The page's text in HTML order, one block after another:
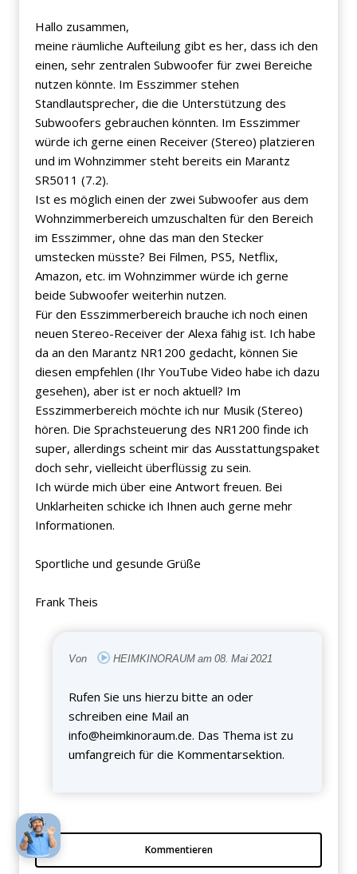
Hallo zusammen,
meine räumliche Aufteilung gibt es her, dass ich den
einen, sehr zentralen Subwoofer für zwei Bereiche
nutzen könnte. Im Esszimmer stehen
Standlautsprecher, die die Unterstützung des
Subwoofers gebrauchen könnten. Im Esszimmer
würde ich gerne einen Receiver (Stereo) platzieren
und im Wohnzimmer steht bereits ein Marantz
SR5011 (7.2).
Ist es möglich einen der zwei Subwoofer aus dem
Wohnzimmerbereich umzuschalten für den Bereich
im Esszimmer, ohne das man den Stecker
umstecken müsste? Bei Filmen, PS5, Netflix,
Amazon, etc. im Wohnzimmer würde ich gerne
beide Subwoofer weiterhin nutzen.
Für den Esszimmerbereich brauche ich noch einen
neuen Stereo-Receiver der Alexa fähig ist. Ich habe
da an den Marantz NR1200 gedacht, können Sie
diesen empfehlen (Ihr YouTube Video habe ich dazu
gesehen), aber ist er noch aktuell? Im
Esszimmerbereich möchte ich nur Musik (Stereo)
hören. Die Sprachsteuerung des NR1200 finde ich
super, allerdings scheint mir das Ausstattungspaket
doch sehr, vielleicht überflüssig zu sein.
Ich würde mich über eine Antwort freuen. Bei
Unklarheiten schicke ich Ihnen auch gerne mehr
Informationen.
Sportliche und gesunde Grüße
Frank Theis
Von HEIMKINORAUM am 08. Mai 2021
Rufen Sie uns hierzu bitte an oder
schreiben eine Mail an
info@heimkinoraum.de. Das Thema ist zu
umfangreich für die Kommentarsektion.
Kommentieren